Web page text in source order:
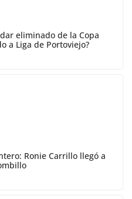
eliminado de la Copa
a Liga de Portoviejo?
Ronie Carrillo llegó a